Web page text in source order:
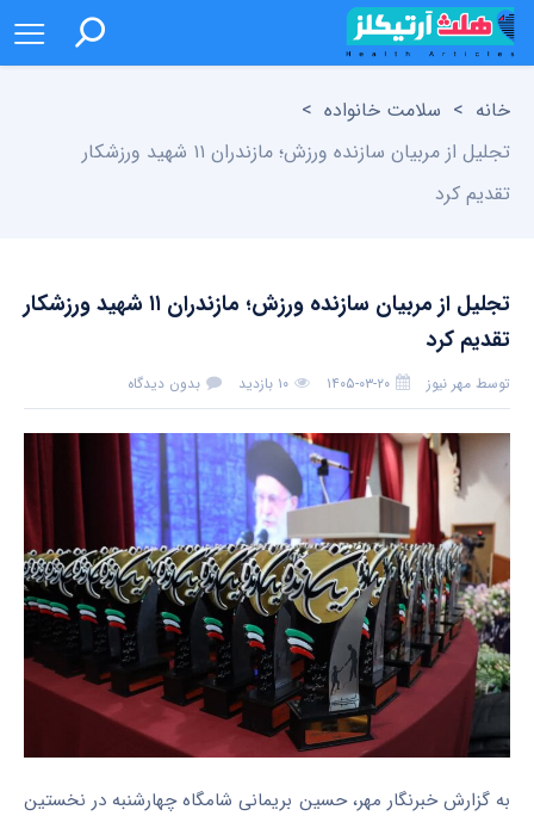
خانه > سلامت خانواده >
تجلیل از مربیان سازنده ورزش؛ مازندران ۱۱ شهید ورزشکار
تقدیم کرد
تجلیل از مربیان سازنده ورزش؛ مازندران ۱۱ شهید ورزشکار
تقدیم کرد
توسط مهر نیوز ۱۴۰۵-۰۳-۲۰ ۱۰ بازدید بدون دیدگاه
به گزارش خبرنگار مهر، حسین بریمانی شامگاه چهارشنبه در نخستین